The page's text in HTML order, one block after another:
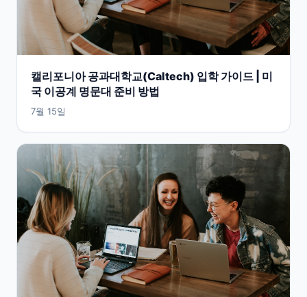
캘리포니아 공과대학교(Caltech) 입학 가이드 | 미
국 이공계 명문대 준비 방법
7월 15일